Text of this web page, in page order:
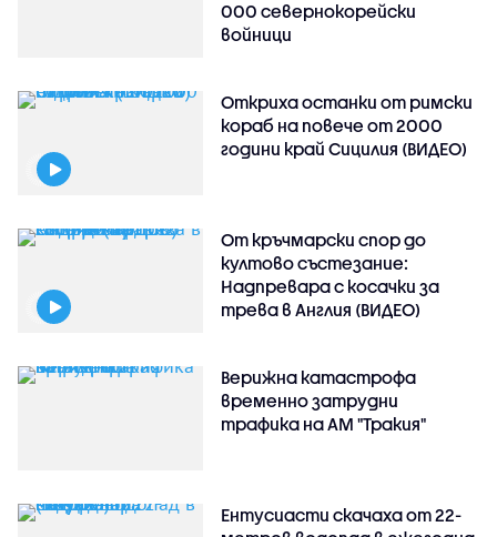
000 севернокорейски
войници
Откриха останки от римски
кораб на повече от 2000
години край Сицилия (ВИДЕО)
От кръчмарски спор до
култово състезание:
Надпревара с косачки за
трева в Англия (ВИДЕО)
Верижна катастрофа
временно затрудни
трафика на АМ "Тракия"
Ентусиасти скачаха от 22-